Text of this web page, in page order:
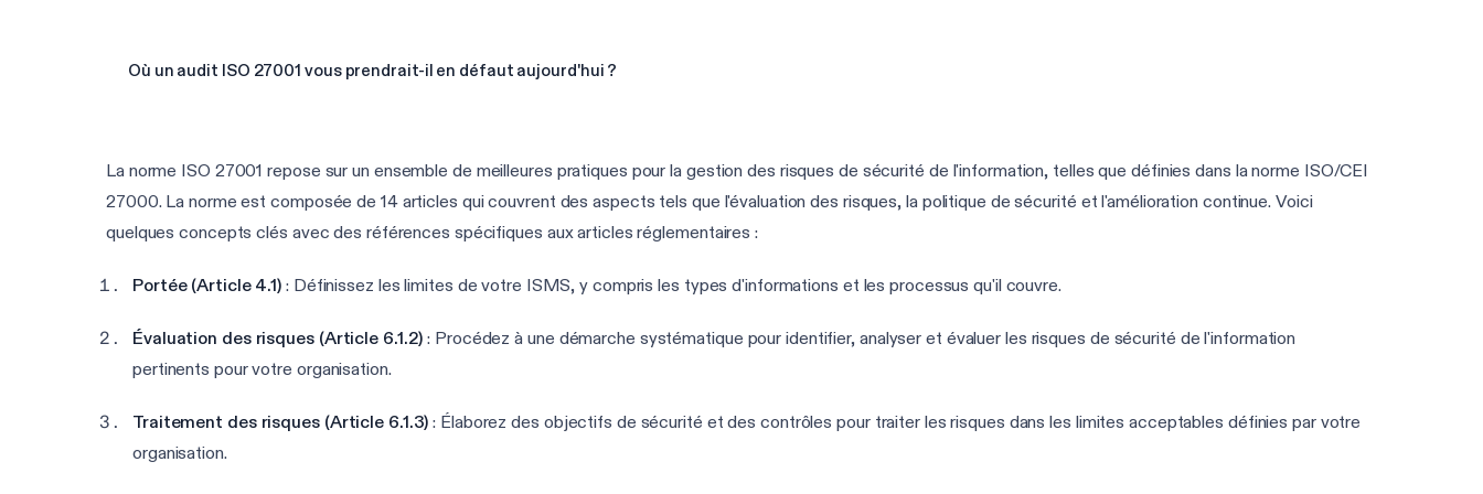
Où un audit ISO 27001 vous prendrait-il en défaut aujourd'hui ?
La norme ISO 27001 repose sur un ensemble de meilleures pratiques pour la gestion des risques de sécurité de l'information, telles que définies dans la norme ISO/CEI
27000. La norme est composée de 14 articles qui couvrent des aspects tels que l'évaluation des risques, la politique de sécurité et l'amélioration continue. Voici
quelques concepts clés avec des références spécifiques aux articles réglementaires :
Portée (Article 4.1) : Définissez les limites de votre ISMS, y compris les types d'informations et les processus qu'il couvre.
Évaluation des risques (Article 6.1.2) : Procédez à une démarche systématique pour identifier, analyser et évaluer les risques de sécurité de l'information
pertinents pour votre organisation.
Traitement des risques (Article 6.1.3) : Élaborez des objectifs de sécurité et des contrôles pour traiter les risques dans les limites acceptables définies par votre
organisation.